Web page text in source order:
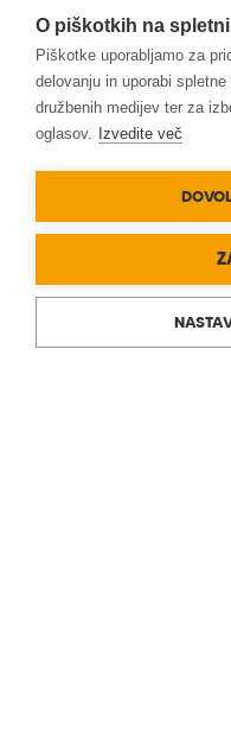
O piškotkih na
Piškotke uporabljamo za
delovanju in uporabi
družbenih medijev ter za
oglasov.
Izvedite več